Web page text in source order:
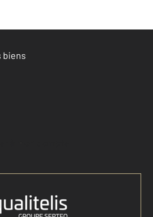
biens
à mon compte